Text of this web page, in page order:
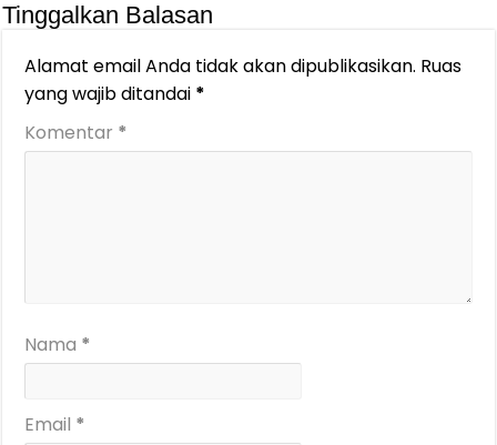
Tinggalkan Balasan
Alamat email Anda tidak akan dipublikasikan. Ruas
yang wajib ditandai *
Komentar *
Nama *
Email *